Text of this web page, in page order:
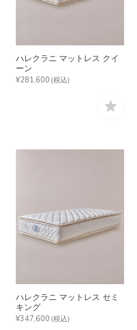
ハレクラニ マットレス クイ
ーン
¥281,600 (税込)
ハレクラニ マットレス セミ
キング
¥347,600 (税込)